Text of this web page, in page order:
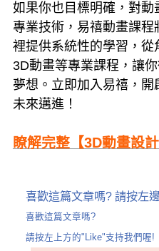
如果你也目標明確，對
專業技術，易禧動畫課
裡提供系統性的學習，
3D動畫等專業課程，讓
夢想。立即加入易禧，
未來邁進！
瞭解完整【3D動畫設
喜歡這篇文章嗎? 請按左
喜歡這篇文章嗎?
請按左上方的"Like"支持我們喔!